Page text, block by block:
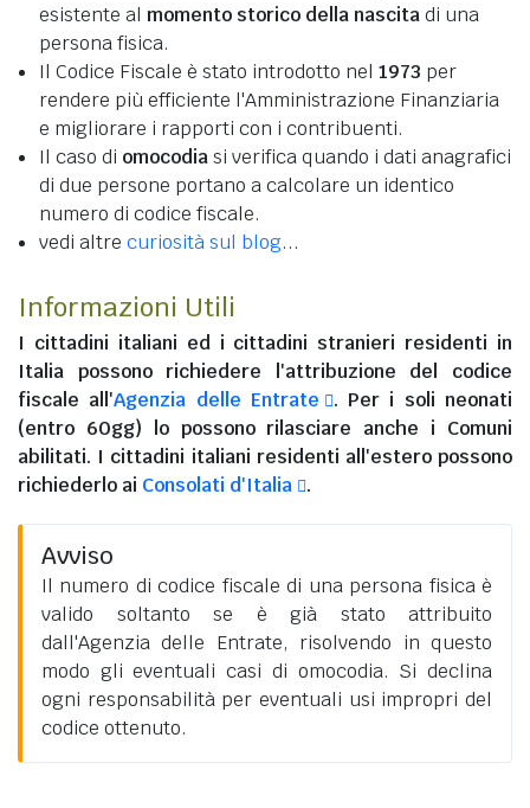
esistente al momento storico della nascitadi una
persona fisica.
Il Codice Fiscale è stato introdotto nel 1973 per
rendere più efficiente l'Amministrazione Finanziaria
e migliorare i rapporti con i contribuenti.
Il caso di omocodiasi verifica quando i dati anagrafici
di due persone portano a calcolare un identico
numero di codice fiscale.
vedi altre curiosità sul blog...
Informazioni Utili
I cittadini italiani ed i cittadini stranieri residenti in
Italia possono richiedere l'attribuzione del codice
fiscale all'Agenzia delle Entrate
. Per i soli neonati
(entro 60gg) lo possono rilasciare anche i Comuni
abilitati. I cittadini italiani residenti all'esteropossono
richiederlo ai Consolati d'Italia .
Avviso
Il numero di codice fiscale di una persona fisica è
valido soltanto se è già stato attribuito
dall'Agenzia delle Entrate, risolvendo in questo
modo gli eventuali casi di omocodia. Si declina
ogni responsabilità per eventuali usi impropri del
codice ottenuto.